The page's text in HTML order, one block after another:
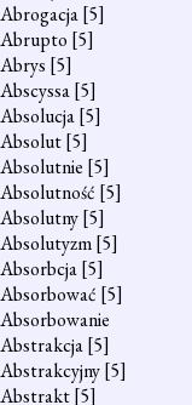
Abrogacja[5]
Abrupto [5]
Abrys [5]
Abscyssa[5]
Absolucja[5]
Absolut[5]
Absolutnie [5]
Absolutność [5]
Absolutny[5]
Absolutyzm[5]
Absorbcja[5]
Absorbować [5]
Absorbowanie
Abstrakcja[5]
Abstrakcyjny[5]
Abstrakt[5]